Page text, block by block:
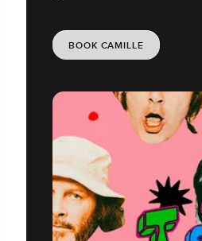
BOOK CAMILLE